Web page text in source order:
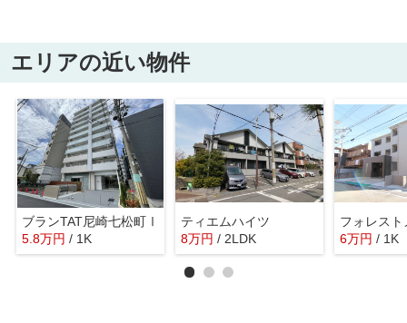
エリアの近い物件
ブランTAT尼崎七松町Ⅰ
5.8万円 / 1K
ティエムハイツ
8万円 / 2LDK
フォレス
6万円 / 1K